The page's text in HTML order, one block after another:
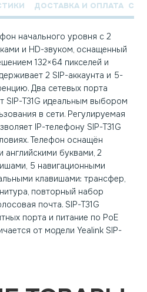
ДОСТАВКА И ОПЛАТА
начального уровня с 2
и HD-звуком, оснащенный
132×64 пикселей и
2 SIP-аккаунта и 5-
Два сетевых порта
T31G идеальным выбором
в сети. Регулируемая
IP-телефону SIP-T31G
Телефон оснащён
английскими буквами, 2
5 навигационными
клавишами: трансфер,
повторный набор
почта. SIP-T31G
порта и питание по PoE
от модели Yealink SIP-